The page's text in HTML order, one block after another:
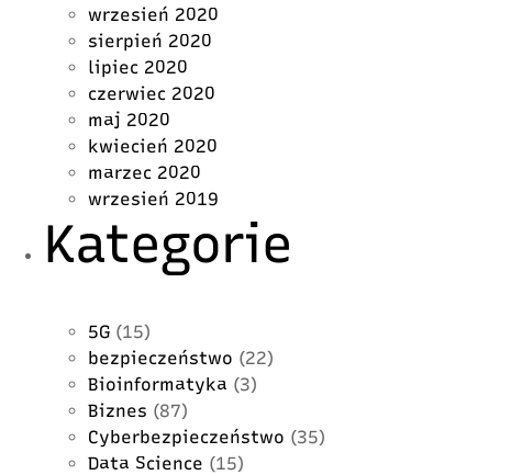
wrzesień 2020
sierpień 2020
lipiec 2020
czerwiec 2020
maj 2020
kwiecień 2020
marzec 2020
wrzesień 2019
Kategorie
5G (15)
bezpieczeństwo (22)
Bioinformatyka (3)
Biznes (87)
Cyberbezpieczeństwo (35)
Data Science (15)